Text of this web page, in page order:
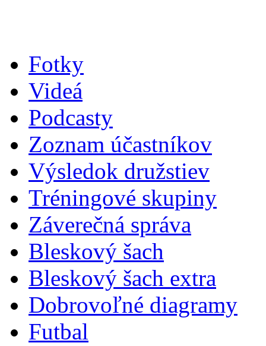
Fotky
Videá
Podcasty
Zoznam účastníkov
Výsledok družstiev
Tréningové skupiny
Záverečná správa
Bleskový šach
Bleskový šach extra
Dobrovoľné diagramy
Futbal